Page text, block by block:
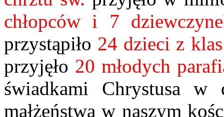
chłopców i 7
przystąpiło 24 dzieci z
przyjęło 20 młodych
świadkami Chrystusa w
małżeństwa w naszym